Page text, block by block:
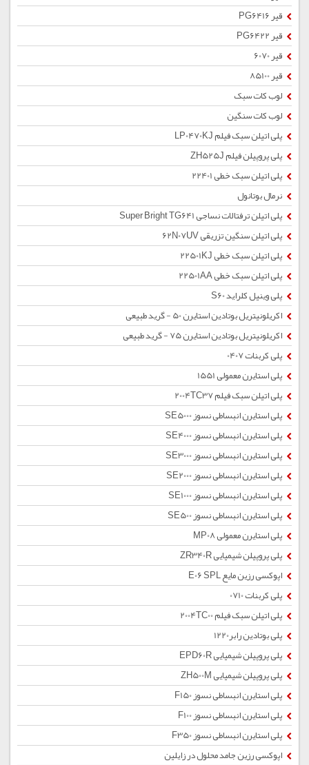
قیر PG6416
قیر PG6422
قیر 6070
قیر 85100
لوب کات سبک
لوب کات سنگین
پلی اتیلن سبک فیلم LP0470KJ
پلی پروپیلن فیلم ZH525J
پلی اتیلن سبک خطی 22401
نرمال بوتانول
پلی اتیلن ترفتالات نساجی Super Bright TG641
پلی اتیلن سنگین تزریقی 62N07UV
پلی اتیلن سبک خطی 22501KJ
پلی اتیلن سبک خطی 22501AA
پلی وینیل کلراید S60
اکریلونیتریل بوتادین استایرن 50 - گرید طبیعی
اکریلونیتریل بوتادین استایرن 75 - گرید طبیعی
پلی کربنات 0407
پلی استایرن معمولی 1551
پلی اتیلن سبک فیلم 2004TC37
پلی استایرن انبساطی نسوز SE5000
پلی استایرن انبساطی نسوز SE4000
پلی استایرن انبساطی نسوز SE3000
پلی استایرن انبساطی نسوز SE2000
پلی استایرن انبساطی نسوز SE1000
پلی استایرن انبساطی نسوز SE500
پلی استایرن معمولی MP08
پلی پروپیلن شیمیایی ZR340R
اپوکسی رزین مایع E06 SPL
پلی کربنات 0710
پلی اتیلن سبک فیلم 2004TC00
پلی بوتادین رابر1220
پلی پروپیلن شیمیایی EPD60R
پلی پروپیلن شیمیایی ZH500M
پلی استایرن انبساطی نسوز F150
پلی استایرن انبساطی نسوز F100
پلی استایرن انبساطی نسوز F350
اپوکسی رزین جامد محلول در زایلین